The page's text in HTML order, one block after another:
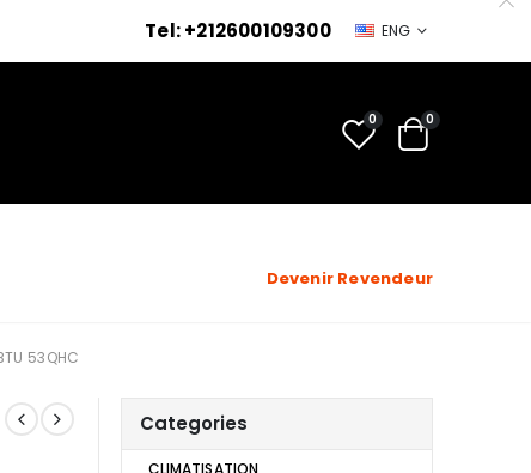
Tel: +212600109300 ENG
0 0
Devenir Revendeur
53QHC
Categories
CLIMATISATION